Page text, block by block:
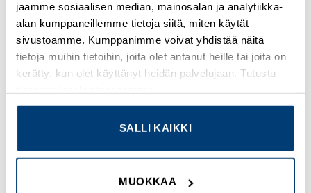
jaamme sosiaalisen median, mainosalan ja analytiikka-
alan kumppaneillemme tietoja siitä, miten käytät
sivustoamme. Kumppanimme voivat yhdistää näitä
tietoja muihin tietoihin, joita olet antanut heille tai joita on
kerätty, kun olet käyttänyt heidän palvelujaan. Tutustu
SALLI KAIKKI
MUOKKAA
Lisätietoja tuotteesta
Osasto:Phoenix Contact
Add to